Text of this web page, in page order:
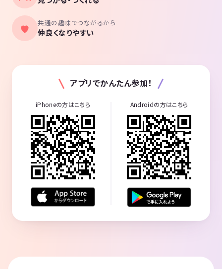
共通の趣味でつながるから
仲良くなりやすい
アプリでかんたん参加！
iPhoneの方はこちら Androidの方はこちら